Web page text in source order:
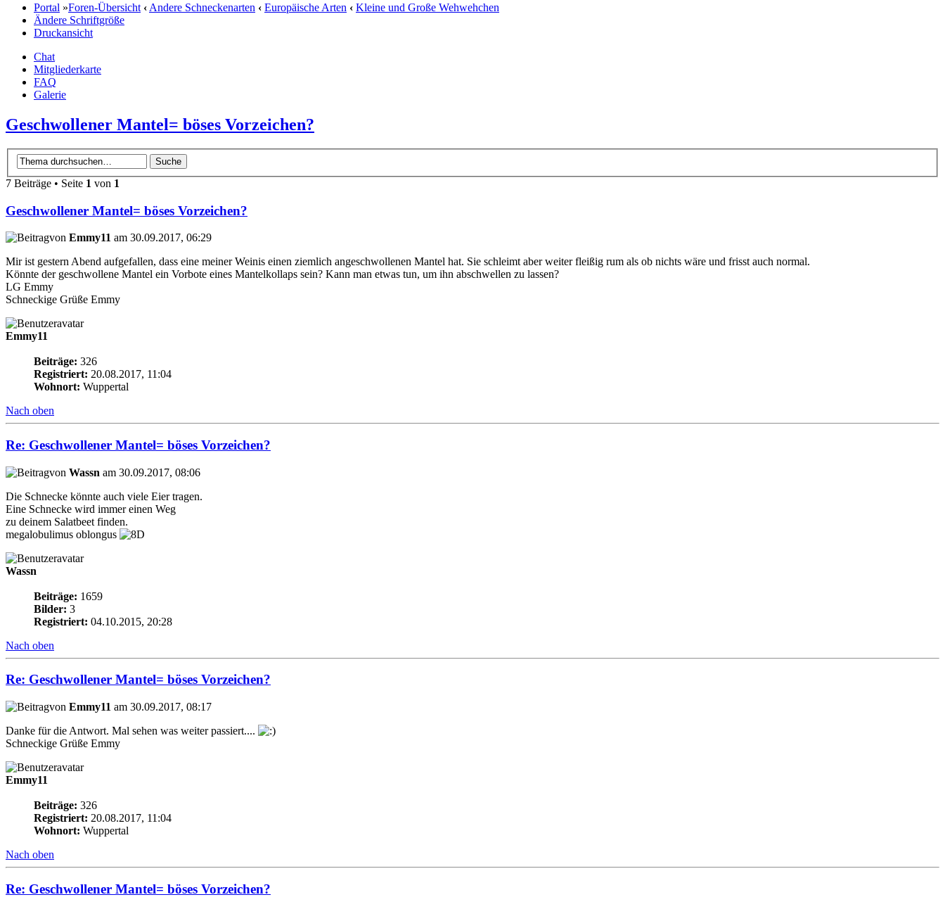
Portal »Foren-Übersicht ‹Andere Schneckenarten ‹ Europäische Arten ‹ Kleine und Große Wehwehchen
Ändere Schriftgröße
Druckansicht
Chat
Mitgliederkarte
FAQ
Galerie
Geschwollener Mantel= böses Vorzeichen?
7 Beiträge • Seite 1 von 1
Geschwollener Mantel= böses Vorzeichen?
von Emmy11 am 30.09.2017, 06:29
Mir ist gestern Abend aufgefallen, dass eine meiner Weinis einen ziemlich angeschwollenen Mantel hat. Sie schleimt aber weiter fleißig rum als ob nichts wäre und frisst auch normal.
Könnte der geschwollene Mantel ein Vorbote eines Mantelkollaps sein? Kann man etwas tun, um ihn abschwellen zu lassen?
LG Emmy
Schneckige Grüße Emmy
Emmy11
Beiträge: 326
Registriert: 20.08.2017, 11:04
Wohnort: Wuppertal
Nach oben
Re: Geschwollener Mantel= böses Vorzeichen?
von Wassn am 30.09.2017, 08:06
Die Schnecke könnte auch viele Eier tragen.
Eine Schnecke wird immer einen Weg
zu deinem Salatbeet finden.
megalobulimus oblongus
Wassn
Beiträge: 1659
Bilder: 3
Registriert: 04.10.2015, 20:28
Nach oben
Re: Geschwollener Mantel= böses Vorzeichen?
von Emmy11 am 30.09.2017, 08:17
Danke für die Antwort. Mal sehen was weiter passiert....
Schneckige Grüße Emmy
Emmy11
Beiträge: 326
Registriert: 20.08.2017, 11:04
Wohnort: Wuppertal
Nach oben
Re: Geschwollener Mantel= böses Vorzeichen?